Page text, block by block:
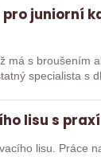
pro juniorní
má s broušením
lisu s praxí
lisu. Práce